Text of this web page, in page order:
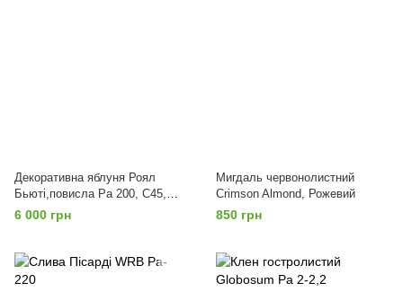
Декоративна яблуня Роял
Бьюті,повисла Pa 200, С45,
Рожевий
6 000 грн
Мигдаль червонолистний
Crimson Almond, Рожевий
850 грн